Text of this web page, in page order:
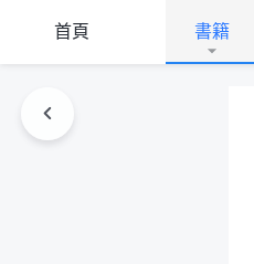
首頁 書籍